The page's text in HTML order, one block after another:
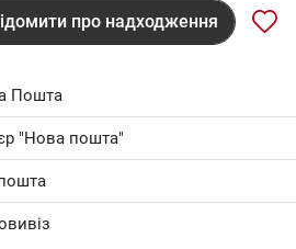
про надходження
Пошта
"Нова пошта"